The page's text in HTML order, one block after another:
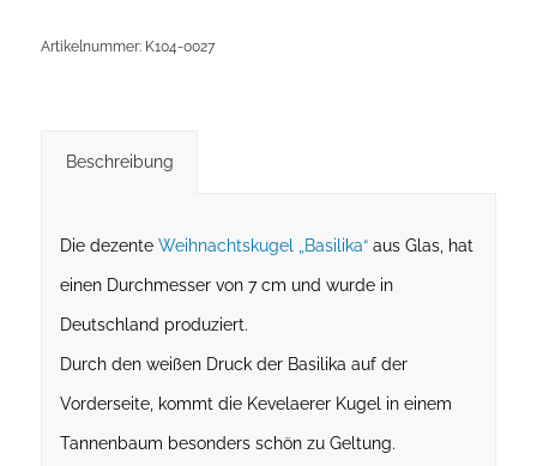
Artikelnummer: K104-0027
Beschreibung
Die dezente Weihnachtskugel „Basilika“aus Glas, hat
einen Durchmesser von 7 cm und wurde in
Deutschland produziert.
Durch den weißen Druck der Basilika auf der
Vorderseite, kommt die Kevelaerer Kugel in einem
Tannenbaum besonders schön zu Geltung.